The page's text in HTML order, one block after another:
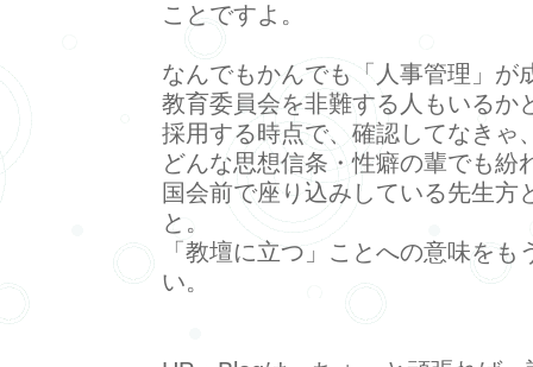
ことですよ。
なんでもかんでも「人事管理」が
教育委員会を非難する人もいるか
採用する時点で、確認してなきゃ
どんな思想信条・性癖の輩でも紛
国会前で座り込みしている先生方
と。
「教壇に立つ」ことへの意味をも
い。